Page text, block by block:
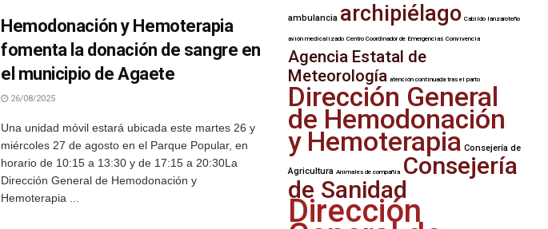
Hemodonación y Hemoterapia
fomenta la donación de sangre en
el municipio de Agaete
26/08/2025
Una unidad móvil estará ubicada este martes 26 y
miércoles 27 de agosto en el Parque Popular, en
horario de 10:15 a 13:30 y de 17:15 a 20:30La
Dirección General de Hemodonación y
Hemoterapia ...
ambulancia archipiélago Cabildo lanzaroteño
avión medicalizado Centro Coordinador de Emergencias Convivencia
Agencia Estatal de
Meteorología atención continuada tras el parto
Dirección General
de Hemodonación
y Hemoterapia Consejería de
Agricultura Animales de compañía Consejería
de Sanidad
Dirección